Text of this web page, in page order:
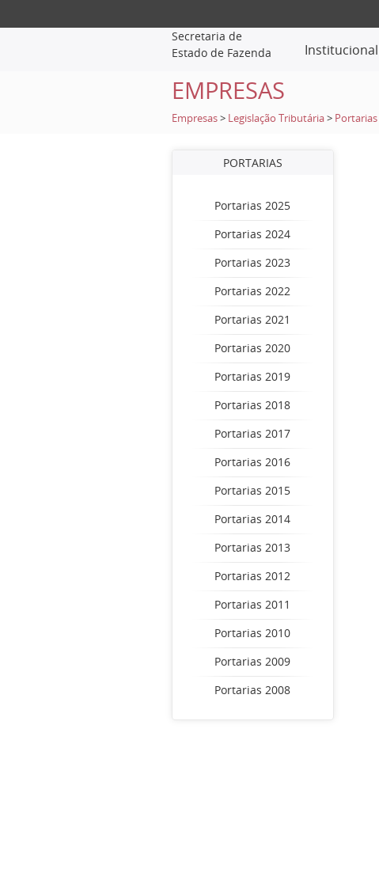
Secretaria de
Estado de Fazenda
Institucional
EMPRESAS
Empresas > Legislação Tributária > Portarias
PORTARIAS
Portarias 2025
Portarias 2024
Portarias 2023
Portarias 2022
Portarias 2021
Portarias 2020
Portarias 2019
Portarias 2018
Portarias 2017
Portarias 2016
Portarias 2015
Portarias 2014
Portarias 2013
Portarias 2012
Portarias 2011
Portarias 2010
Portarias 2009
Portarias 2008